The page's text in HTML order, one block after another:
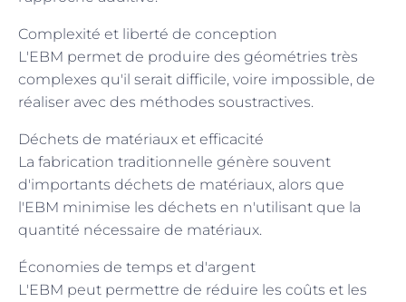
Complexité et liberté de conception
L'EBM permet de produire des géométries très
complexes qu'il serait difficile, voire impossible, de
réaliser avec des méthodes soustractives.
Déchets de matériaux et efficacité
La fabrication traditionnelle génère souvent
d'importants déchets de matériaux, alors que
l'EBM minimise les déchets en n'utilisant que la
quantité nécessaire de matériaux.
Économies de temps et d'argent
L'EBM peut permettre de réduire les coûts et les